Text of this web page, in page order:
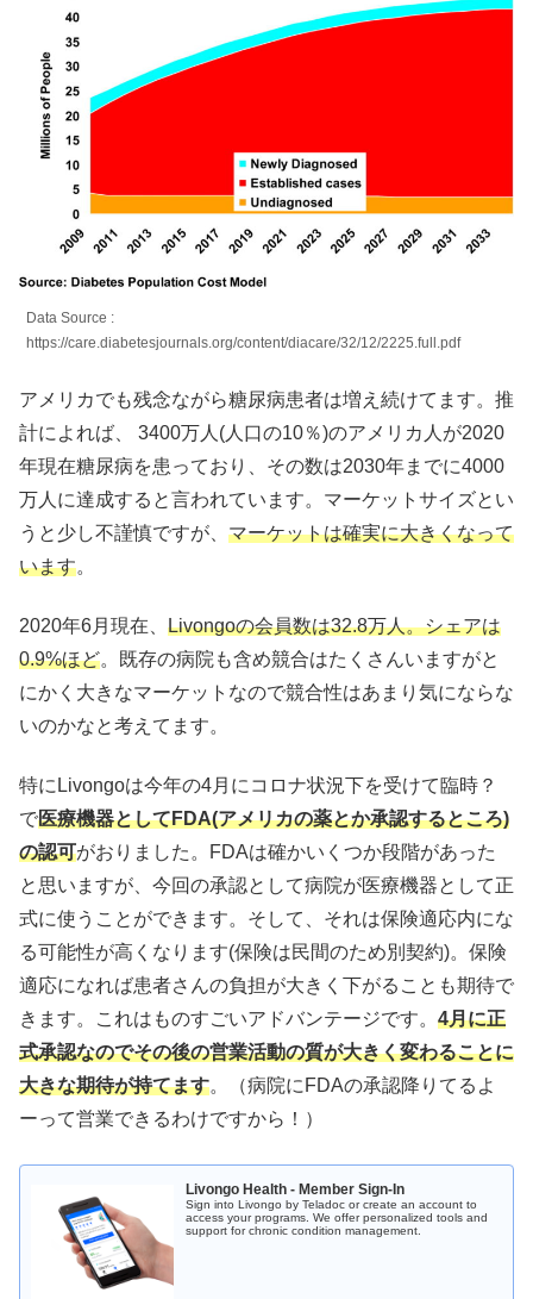
Data Source :
https://care.diabetesjournals.org/content/diacare/32/12/2225.full.pdf
アメリカでも残念ながら糖尿病患者は増え続けてます。推
計によれば、 3400万人(人口の10％)のアメリカ人が2020
年現在糖尿病を患っており、その数は2030年までに4000
万人に達成すると言われています。マーケットサイズとい
うと少し不謹慎ですが、 マーケットは確実に大きくなって
います。
2020年6月現在、 Livongoの会員数は32.8万人。シェアは
0.9%ほど。既存の病院も含め競合はたくさんいますがと
にかく大きなマーケットなので競合性はあまり気にならな
いのかなと考えてます。
特にLivongoは今年の4月にコロナ状況下を受けて臨時？
で医療機器としてFDA(アメリカの薬とか承認するところ)
の認可がおりました。FDAは確かいくつか段階があった
と思いますが、今回の承認として病院が医療機器として正
式に使うことができます。そして、それは保険適応内にな
る可能性が高くなります(保険は民間のため別契約)。保険
適応になれば患者さんの負担が大きく下がることも期待で
きます。これはものすごいアドバンテージです。 4月に正
式承認なのでその後の営業活動の質が大きく変わることに
大きな期待が持てます。（病院にFDAの承認降りてるよ
ーって営業できるわけですから！）
Livongo Health - Member Sign-In
Sign into Livongo by Teladoc or create an account to
access your programs. We offer personalized tools and
support for chronic condition management.